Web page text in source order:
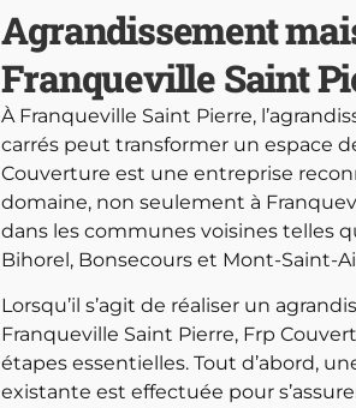
Agrandissement
Franqueville Saint
À Franqueville Saint Pierre,
carrés peut transformer un espace
Couverture est une entreprise
domaine, non seulement à
dans les communes voisines telles
Bihorel, Bonsecours et Mont-Saint-
Lorsqu’il s’agit de réaliser un
Franqueville Saint Pierre, Frp
étapes essentielles. Tout d’abord,
existante est effectuée pour